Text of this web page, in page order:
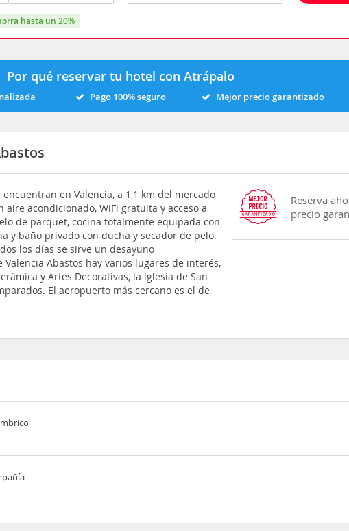
hasta un 20%
Por qué reservar tu hotel con Atrápalo
Pago 100% seguro Mejor precio garantizado
en Valencia, a 1,1 km del mercado
acondicionado, WiFi gratuita y acceso a
de parquet, cocina totalmente equipada con
y baño privado con ducha y secador de pelo.
los días se sirve un desayuno
Abastos hay varios lugares de interés,
y Artes Decorativas, la iglesia de San
El aeropuerto más cercano es el de
Reserva
precio